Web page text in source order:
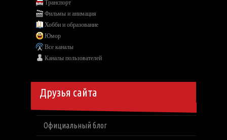
Транспорт
Фильмы и анимация
Хобби и образование
Юмор
Все каналы
Каналы пользователей
Друзья сайта
Официальный блог